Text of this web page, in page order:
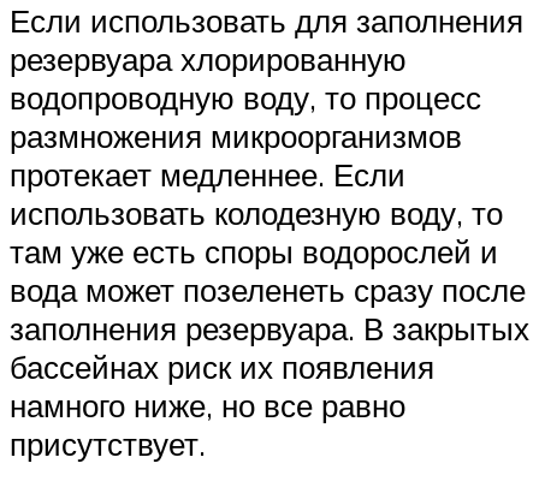
Если использовать для заполнения
резервуара хлорированную
водопроводную воду, то процесс
размножения микроорганизмов
протекает медленнее. Если
использовать колодезную воду, то
там уже есть споры водорослей и
вода может позеленеть сразу после
заполнения резервуара. В закрытых
бассейнах риск их появления
намного ниже, но все равно
присутствует.